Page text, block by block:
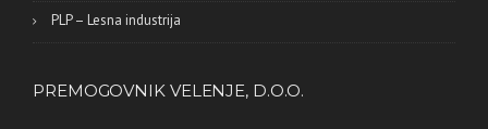
PLP – Lesna industrija
PREMOGOVNIK VELENJE, D.O.O.